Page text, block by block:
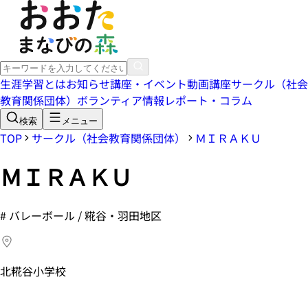
生涯学習とはお知らせ講座・イベント動画講座サークル（社会
教育関係団体） ボランティア情報レポート・コラム
検索 メニュー
TOP サークル（社会教育関係団体） ＭＩＲＡＫＵ
ＭＩＲＡＫＵ
# バレーボール / 糀谷・羽田地区
北糀谷小学校